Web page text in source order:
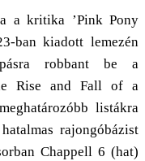
a kritika ’Pink Pony
ban kiadott lemezén
robbant be a
Rise and Fall of a
listákra
rajongóbázist
Chappell 6 (hat)